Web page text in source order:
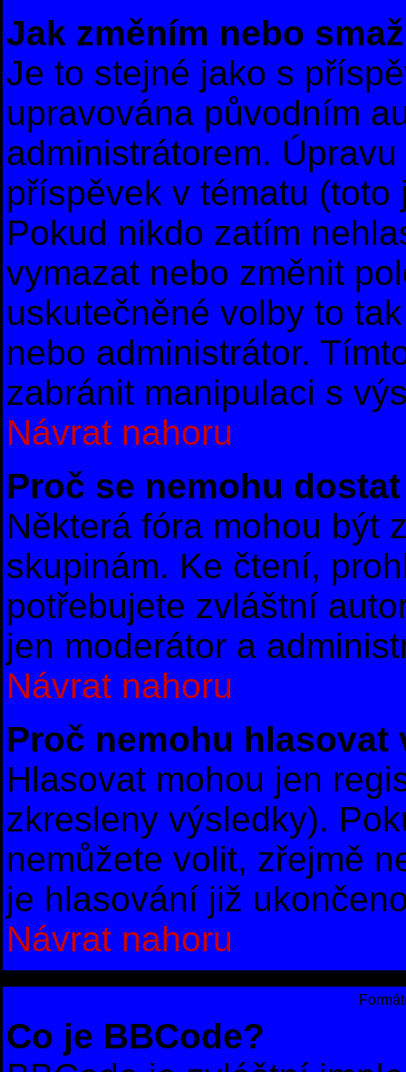
Jak změním nebo
Je to stejné jako s
upravována původním
administrátorem.
příspěvek v tématu
Pokud nikdo zatím
vymazat nebo změnit
uskutečněné volby to
nebo administrátor.
zabránit manipulaci s
Návrat nahoru
Proč se nemohu
Některá fóra mohou být
skupinám. Ke čtení,
potřebujete zvláštní
jen moderátor a
Návrat nahoru
Proč nemohu hlasovat
Hlasovat mohou jen
zkresleny výsledky).
nemůžete volit, zřejmě
je hlasování již
Návrat nahoru
Co je BBCode?